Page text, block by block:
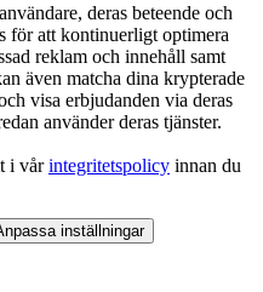
deras beteende och
för att kontinuerligt optimera
reklam och innehåll samt
även matcha dina krypterade
visa erbjudanden via deras
använder deras tjänster.
i vårintegritetspolicy innan du
inställningar